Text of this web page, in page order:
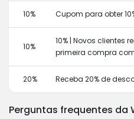
10% Cupom para obter
10%
10% | Novos clientes
primeira compra
20% Receba 20% de
Perguntas frequentes da